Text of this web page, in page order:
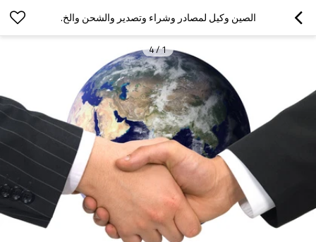
الصين وكيل لمصادر وشراء وتصدير والشحن والخ.
1
/
4